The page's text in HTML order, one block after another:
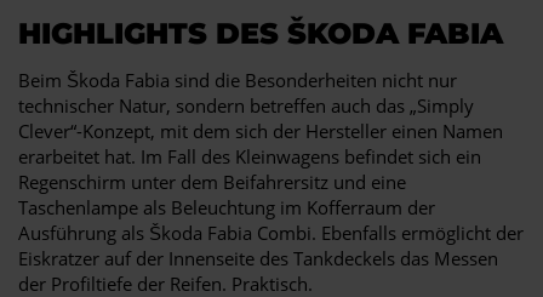
HIGHLIGHTS DES ŠKODA FABIA
Beim Škoda Fabia sind die Besonderheiten nicht nur
technischer Natur, sondern betreffen auch das „Simply
Clever“-Konzept, mit dem sich der Hersteller einen Namen
erarbeitet hat. Im Fall des Kleinwagens befindet sich ein
Regenschirm unter dem Beifahrersitz und eine
Taschenlampe als Beleuchtung im Kofferraum der
Ausführung als Škoda Fabia Combi. Ebenfalls ermöglicht der
Eiskratzer auf der Innenseite des Tankdeckels das Messen
der Profiltiefe der Reifen. Praktisch.